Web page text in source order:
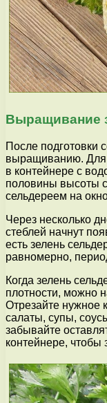
Выращивание
После подготовки
выращиванию. Для
в контейнере с
половины высоты
сельдереем на
Через несколько
стеблей начнут
есть зелень
равномерно,
Когда зелень
плотности, можно
Отрезайте нужное
салаты, супы,
забывайте
контейнере, чтобы